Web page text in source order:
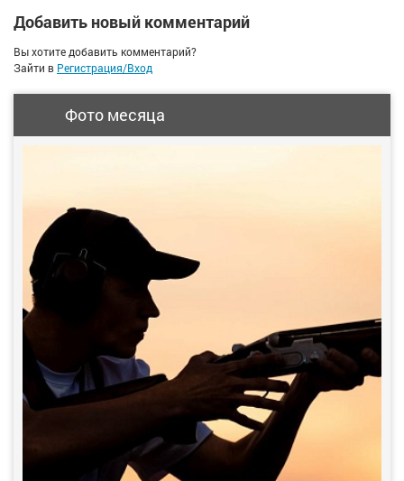
Добавить новый комментарий
Вы хотите добавить комментарий?
Зайти в Регистрация/Вход
Фото месяца